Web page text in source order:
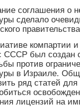
соглашения о
сделало
компартии
СССР был создан
против
в Израиле.
ряд статей
лицензий на